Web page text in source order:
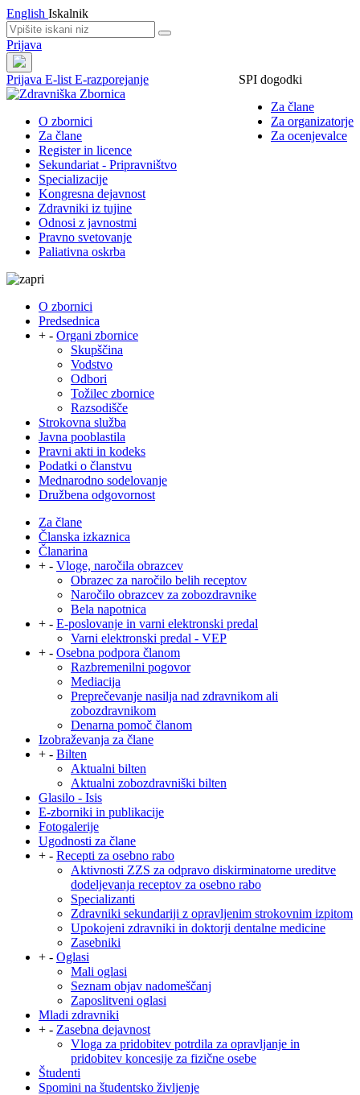
English Iskalnik
Prijava
Prijava
SPI dogodki
Za člane
Za organizatorje
Za ocenjevalce
E-list E-razporejanje
O zbornici
Za člane
Register in licence
Sekundariat - Pripravništvo
Specializacije
Kongresna dejavnost
Zdravniki iz tujine
Odnosi z javnostmi
Pravno svetovanje
Paliativna oskrba
O zbornici
Predsednica
+ - Organi zbornice
Skupščina
Vodstvo
Odbori
Tožilec zbornice
Razsodišče
Strokovna služba
Javna pooblastila
Pravni akti in kodeks
Podatki o članstvu
Mednarodno sodelovanje
Družbena odgovornost
Za člane
Članska izkaznica
Članarina
+ - Vloge, naročila obrazcev
Obrazec za naročilo belih receptov
Naročilo obrazcev za zobozdravnike
Bela napotnica
+ - E-poslovanje in varni elektronski predal
Varni elektronski predal - VEP
+ - Osebna podpora članom
Razbremenilni pogovor
Mediacija
Preprečevanje nasilja nad zdravnikom ali
zobozdravnikom
Denarna pomoč članom
Izobraževanja za člane
+ - Bilten
Aktualni bilten
Aktualni zobozdravniški bilten
Glasilo - Isis
E-zborniki in publikacije
Fotogalerije
Ugodnosti za člane
+ - Recepti za osebno rabo
Aktivnosti ZZS za odpravo diskirminatorne ureditve
dodeljevanja receptov za osebno rabo
Specializanti
Zdravniki sekundariji z opravljenim strokovnim izpitom
Upokojeni zdravniki in doktorji dentalne medicine
Zasebniki
+ - Oglasi
Mali oglasi
Seznam objav nadomeščanj
Zaposlitveni oglasi
Mladi zdravniki
+ - Zasebna dejavnost
Vloga za pridobitev potrdila za opravljanje in
pridobitev koncesije za fizične osebe
Študenti
Spomini na študentsko življenje